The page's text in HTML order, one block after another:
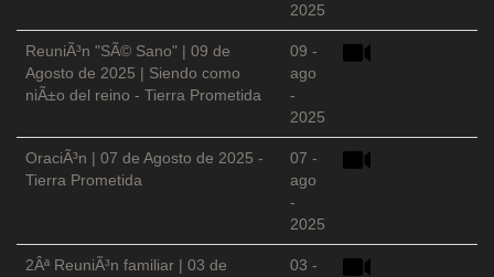
2025
ReuniÃ³n "SÃ© Sano" | 09 de
Agosto de 2025 | Siendo como
niÃ±o del reino - Tierra Prometida
09 -
ago
-
2025
OraciÃ³n | 07 de Agosto de 2025 -
Tierra Prometida
07 -
ago
-
2025
2Âª ReuniÃ³n familiar | 03 de
03 -